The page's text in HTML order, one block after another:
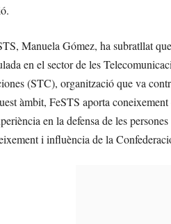
Manuela Gómez, ha subratllat
en el sector de les
(STC), organització que va
àmbit, FeSTS aporta
en la defensa de les
i influència de la